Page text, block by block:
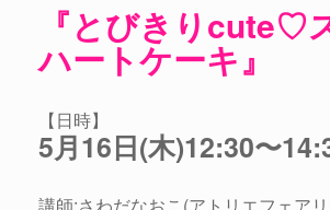
『とびきりcute♡
ハートケーキ』
【日時】
5月16日(木)12:30〜